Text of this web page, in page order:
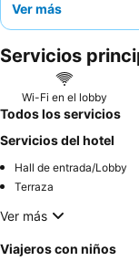
visita. Los
que a menudo
Para una
las habitaciones
Ver más
Servicios
Wi-Fi en el lobby
Todos los servicios
Servicios del hotel
Hall de entrada/Lobby
Terraza
Ver más
Viajeros con niños